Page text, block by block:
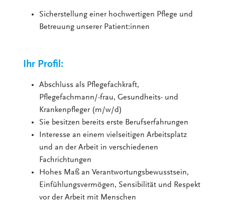
Sicherstellung einer hochwertigen Pflege und
Betreuung unserer Patient:innen
Ihr Profil:
Abschluss als Pflegefachkraft,
Pflegefachmann/-frau, Gesundheits- und
Krankenpfleger (m/w/d)
Sie besitzen bereits erste Berufserfahrungen
Interesse an einem vielseitigen Arbeitsplatz
und an der Arbeit in verschiedenen
Fachrichtungen
Hohes Maß an Verantwortungsbewusstsein,
Einfühlungsvermögen, Sensibilität und Respekt
vor der Arbeit mit Menschen